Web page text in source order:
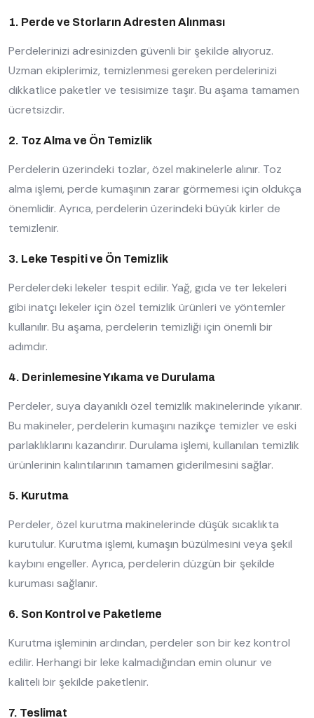
1. Perde ve Storların Adresten Alınması
Perdelerinizi adresinizden güvenli bir şekilde alıyoruz.
Uzman ekiplerimiz, temizlenmesi gereken perdelerinizi
dikkatlice paketler ve tesisimize taşır. Bu aşama tamamen
ücretsizdir.
2. Toz Alma ve Ön Temizlik
Perdelerin üzerindeki tozlar, özel makinelerle alınır. Toz
alma işlemi, perde kumaşının zarar görmemesi için oldukça
önemlidir. Ayrıca, perdelerin üzerindeki büyük kirler de
temizlenir.
3. Leke Tespiti ve Ön Temizlik
Perdelerdeki lekeler tespit edilir. Yağ, gıda ve ter lekeleri
gibi inatçı lekeler için özel temizlik ürünleri ve yöntemler
kullanılır. Bu aşama, perdelerin temizliği için önemli bir
adımdır.
4. Derinlemesine Yıkama ve Durulama
Perdeler, suya dayanıklı özel temizlik makinelerinde yıkanır.
Bu makineler, perdelerin kumaşını nazikçe temizler ve eski
parlaklıklarını kazandırır. Durulama işlemi, kullanılan temizlik
ürünlerinin kalıntılarının tamamen giderilmesini sağlar.
5. Kurutma
Perdeler, özel kurutma makinelerinde düşük sıcaklıkta
kurutulur. Kurutma işlemi, kumaşın büzülmesini veya şekil
kaybını engeller. Ayrıca, perdelerin düzgün bir şekilde
kuruması sağlanır.
6. Son Kontrol ve Paketleme
Kurutma işleminin ardından, perdeler son bir kez kontrol
edilir. Herhangi bir leke kalmadığından emin olunur ve
kaliteli bir şekilde paketlenir.
7. Teslimat